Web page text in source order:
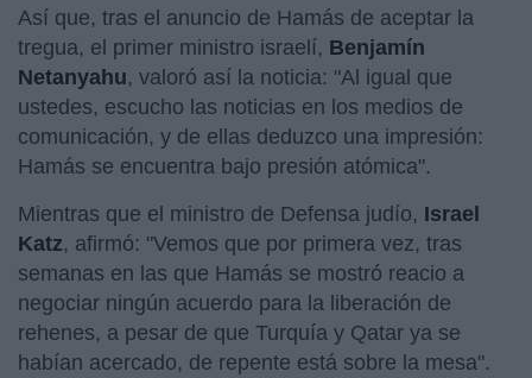
Así que, tras el anuncio de Hamás de aceptar la
tregua, el primer ministro israelí, Benjamín
Netanyahu, valoró así la noticia: "Al igual que
ustedes, escucho las noticias en los medios de
comunicación, y de ellas deduzco una impresión:
Hamás se encuentra bajo presión atómica".
Mientras que el ministro de Defensa judío, Israel
Katz, afirmó: "Vemos que por primera vez, tras
semanas en las que Hamás se mostró reacio a
negociar ningún acuerdo para la liberación de
rehenes, a pesar de que Turquía y Qatar ya se
habían acercado, de repente está sobre la mesa".